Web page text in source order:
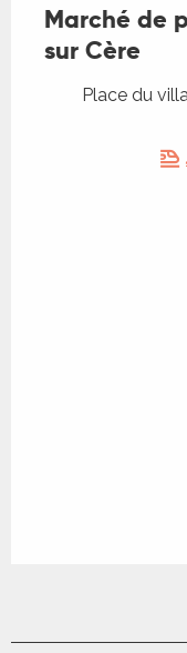
Marché de
sur Cère
Place du